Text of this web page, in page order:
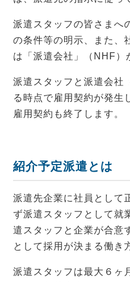
派遣スタッフの皆さまへ
の条件等の明示、また、
は「派遣会社」（NHF）
派遣スタッフと派遣会社
る時点で雇用契約が発生
雇用契約も終了します。
紹介予定派遣とは
派遣先企業に社員として
ず派遣スタッフとして就
遣スタッフと企業が合意
として採用が決まる働き
派遣スタッフは最大６ヶ